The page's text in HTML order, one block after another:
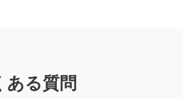
ある質問